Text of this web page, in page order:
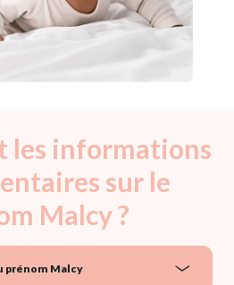
les informations
sur le
Malcy ?
prénom Malcy